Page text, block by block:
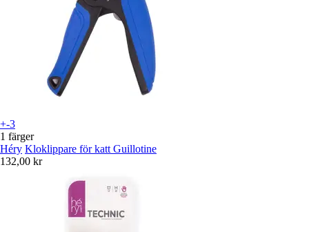
+-3
1 färger
Héry Kloklippare för katt Guillotine
132,00 kr